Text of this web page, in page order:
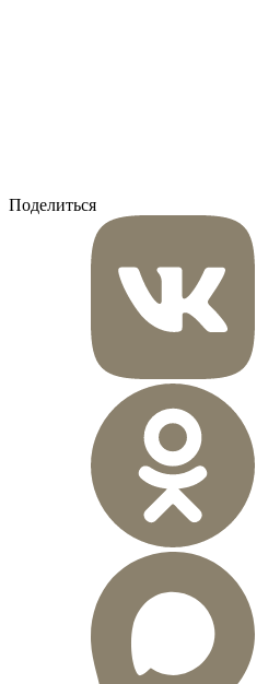
Поделиться